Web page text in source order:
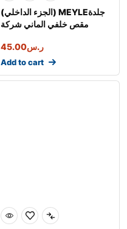
(الجزء الداخلي) MEYLEجلدة
مقص خلفي الماني شركة
ر.س45.00
Add to cart